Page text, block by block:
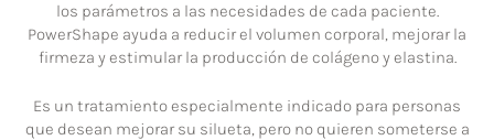
los parámetros a las necesidades de cada paciente.
PowerShape ayuda a reducir el volumen corporal, mejorar la
firmeza y estimular la producción de colágeno y elastina.
Es un tratamiento especialmente indicado para personas
que desean mejorar su silueta, pero no quieren someterse a